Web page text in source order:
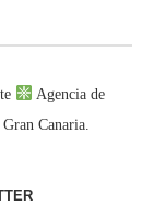
Agencia de
Canaria.